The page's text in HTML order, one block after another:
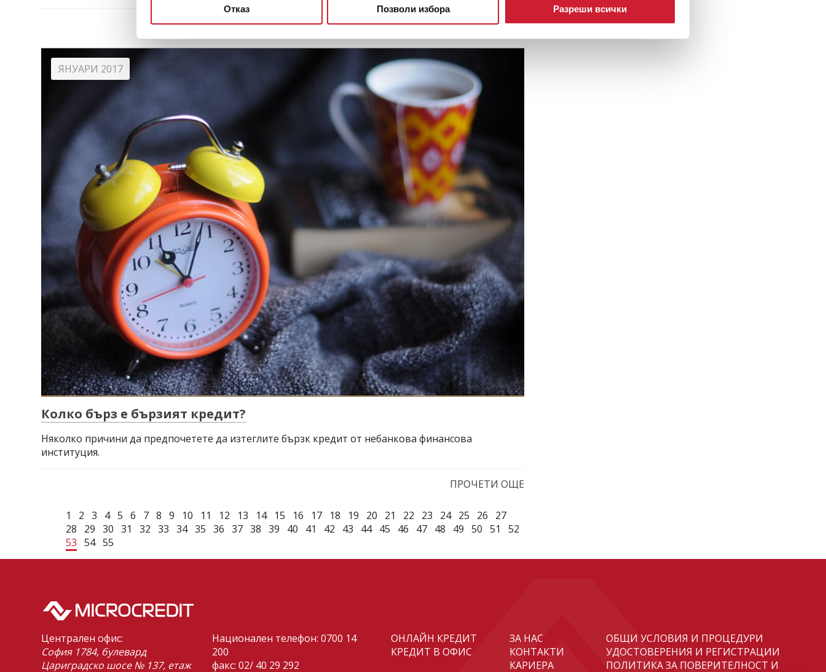
Отказ Позволи избора Разреши всички
ПРОЧЕТИ ОЩЕ
ЯНУАРИ 2017
Колко бърз е бързият кредит?
Няколко причини да предпочетете да изтеглите бързк кредит от небанкова финансова
институция.
ПРОЧЕТИ ОЩЕ
1 2 3 4 5 6 7 8 9 10 11 12 13 14 15 16 17 18 19 20 21 22 23 24 25 26
27
28
29 30 31 32 33 34 35 36 37 38 39 40 41 42 43 44 45 46 47 48 49 50 51
52
53 54 55
Централен офис:
София 1784, булевард
Цариградско шосе № 137, етаж
Национален телефон:0700 14
200
факс: 02/ 40 29 292
ОНЛАЙН КРЕДИТ
КРЕДИТ В ОФИС
ЗА НАС
КОНТАКТИ
КАРИЕРА
ОБЩИ УСЛОВИЯ И ПРОЦЕДУРИ
УДОСТОВЕРЕНИЯ И РЕГИСТРАЦИИ
ПОЛИТИКА ЗА ПОВЕРИТЕЛНОСТ И